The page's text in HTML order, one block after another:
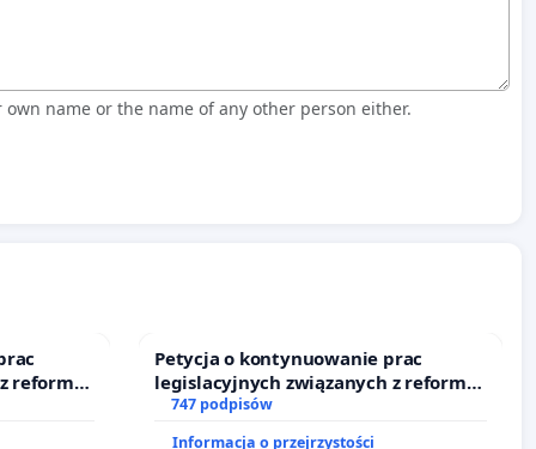
name or the name of any other person either.
reformą
Petycja o kontynuowanie prac
legislacyjnych związanych z reformą
prawa rodzinnego
747 podpisów
Informacja o przejrzystości